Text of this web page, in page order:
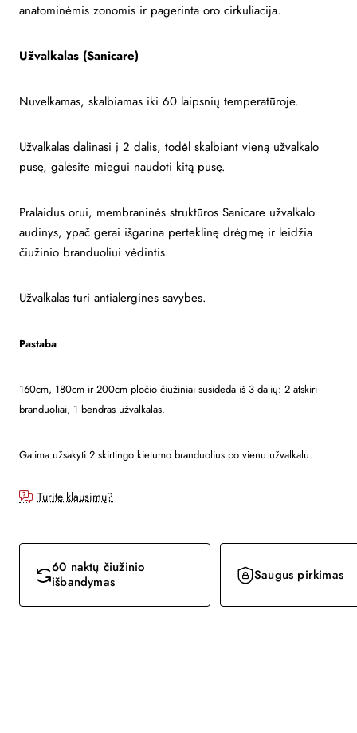
anatominėmis zonomis ir pagerinta oro cirkuliacija.
Užvalkalas (Sanicare)
Nuvelkamas, skalbiamas iki 60 laipsnių temperatūroje.
Užvalkalas dalinasi į 2 dalis, todėl skalbiant vieną užvalkalo
pusę, galėsite miegui naudoti kitą pusę.
Pralaidus orui, membraninės struktūros Sanicare užvalkalo
audinys, ypač gerai išgarina perteklinę drėgmę ir leidžia
čiužinio branduoliui vėdintis.
Užvalkalas turi antialergines savybes.
Pastaba
160cm, 180cm ir 200cm pločio čiužiniai susideda iš 3 dalių: 2 atskiri
branduoliai, 1 bendras užvalkalas.
Galima užsakyti 2 skirtingo kietumo branduolius po vienu užvalkalu.
Turite klausimų?
60 naktų čiužinio
išbandymas
Saugus pirkimas